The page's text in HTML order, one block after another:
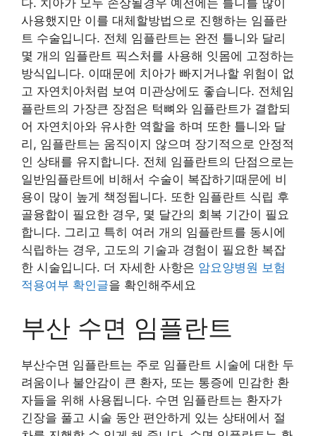
다. 치아가 모두 손상될경우 예전에는 틀니를 많이
사용했지만 이를 대체할방법으로 진행하는 임플란
트 수술입니다. 전체 임플란트는 완전 틀니와 달리
몇 개의 임플란트 픽스처를 사용해 잇몸에 고정하는
방식입니다. 이때문에 치아가 빠지거나할 위험이 없
고 자연치아처럼 보여 미관상에도 좋습니다. 전체임
플란트의 가장큰 장점은 턱뼈와 임플란트가 결합되
어 자연치아와 유사한 역할을 하며 또한 틀니와 달
리, 임플란트는 움직이지 않으며 장기적으로 안정적
인 상태를 유지합니다. 전체 임플란트의 단점으로는
일반임플란트에 비해서 수술이 복잡하기때문에 비
용이 많이 높게 책정됩니다. 또한 임플란트 식립 후
골융합이 필요한 경우, 몇 달간의 회복 기간이 필요
합니다. 그리고 특히 여러 개의 임플란트를 동시에
식립하는 경우, 고도의 기술과 경험이 필요한 복잡
한 시술입니다. 더 자세한 사항은 암요양병원 보험
적용여부 확인글을 확인해주세요
부산 수면 임플란트
부산수면 임플란트는 주로 임플란트 시술에 대한 두
려움이나 불안감이 큰 환자, 또는 통증에 민감한 환
자들을 위해 사용됩니다. 수면 임플란트는 환자가
긴장을 풀고 시술 동안 편안하게 있는 상태에서 절